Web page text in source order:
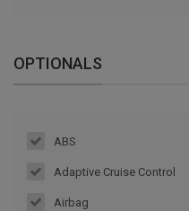
OPTIONALS
ABS
Adaptive Cruise Control
Airbag